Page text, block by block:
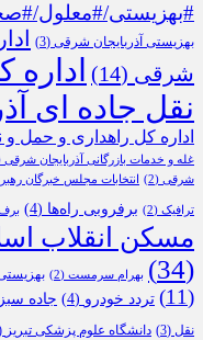
#بهزیستی/#معلول/
بهزیستی آذربایجان شرقی (3)
شرقی (14)
نقل جاده ای
اداره کل راهداری و حمل
غله و خدمات بازرگانی آذربایجان شرقی
شرقی (2) انتخابات مجلس خبرگان
ترافیک (2) برفروبی راه‌ها (4)
مسکن انقلاب
(34)
بهرام سرمست (2)
(11)
تردد خودرو (4) جاده سبز
نقل (3) دانشگاه علوم پزشکی تبریز